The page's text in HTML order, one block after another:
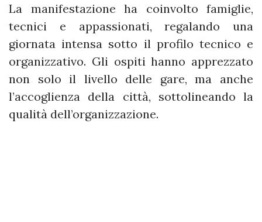
La manifestazione ha coinvolto famiglie,
tecnici e appassionati, regalando una
giornata intensa sotto il profilo tecnico e
organizzativo. Gli ospiti hanno apprezzato
non solo il livello delle gare, ma anche
l’accoglienza della città, sottolineando la
qualità dell’organizzazione.